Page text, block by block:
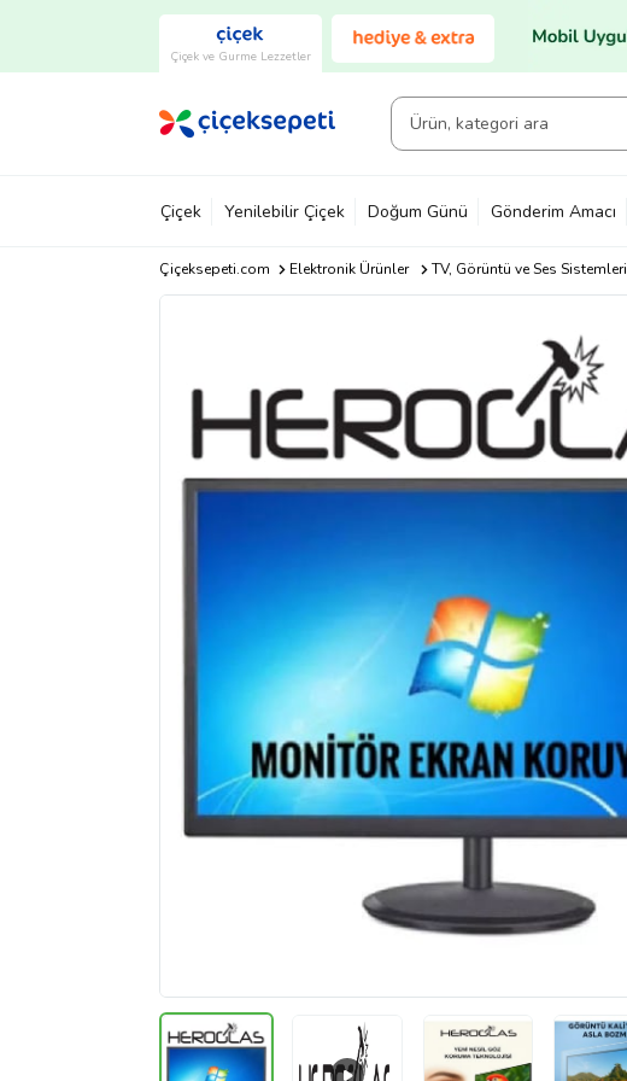
Çiçek ve Gurme Lezzetler
Çiçek Yenilebilir Çiçek Doğum Günü Gönderim Amacı
Çiçeksepeti.com Elektronik Ürünler TV, Görüntü ve Ses Sistemleri